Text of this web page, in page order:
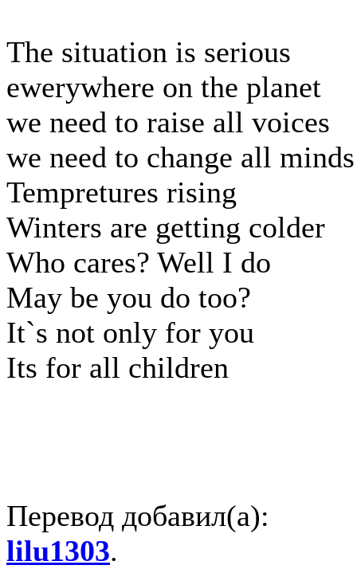
The situation is serious
ewerywhere on the planet
we need to raise all voices
we need to change all minds
Tempretures rising
Winters are getting colder
Who cares? Well I do
May be you do too?
It`s not only for you
Its for all children
Перевод добавил(а):
lilu1303.